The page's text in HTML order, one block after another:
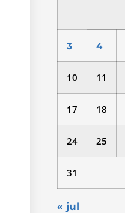
3 4
10 11
17 18
24 25
31
« jul